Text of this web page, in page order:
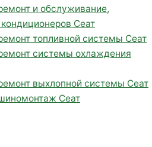
и обслуживание,
Сеат
топливной системы Сеат
системы охлаждения
выхлопной системы Сеат
Сеат